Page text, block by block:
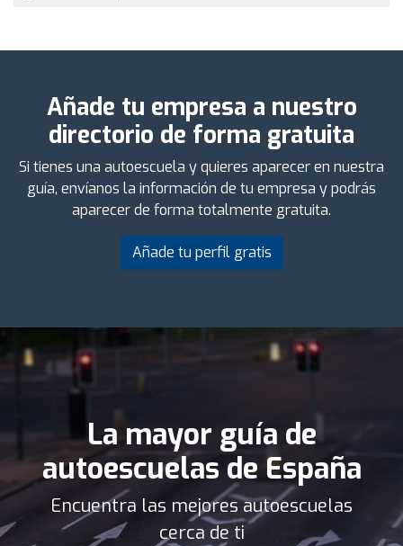
Añade tu empresa a nuestro
directorio de forma gratuita
Si tienes una autoescuela y quieres aparecer en nuestra
guía, envíanos la información de tu empresa y podrás
aparecer de forma totalmente gratuita.
Añade tu perfil gratis
La mayor guía de
autoescuelas de España
Encuentra las mejores autoescuelas
cerca de ti